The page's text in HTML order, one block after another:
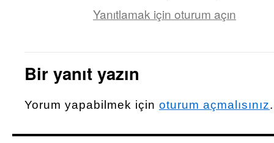
Yanıtlamak için oturum açın
Bir yanıt yazın
Yorum yapabilmek için oturum açmalısınız.